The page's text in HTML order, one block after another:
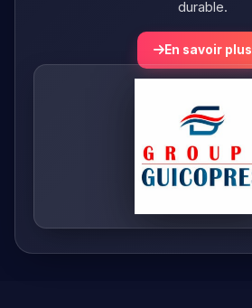
AMINATA TV